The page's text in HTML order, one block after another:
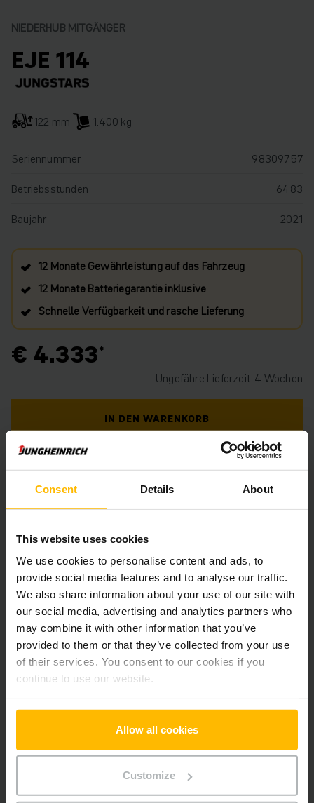
Consent Details About
This website uses cookies
We use cookies to personalise content and ads, to
provide social media features and to analyse our traffic.
We also share information about your use of our site with
our social media, advertising and analytics partners who
may combine it with other information that you’ve
provided to them or that they’ve collected from your use
of their services. You consent to our cookies if you
continue to use our website.
Allow all cookies
Customize
NIEDERHUB MITGÄNGER
EJE 114
122 mm 1.400 kg
Seriennummer
98309757
Betriebsstunden
6483
Baujahr
2021
12 Monate Gewährleistung auf das Fahrzeug
12 Monate Batteriegarantie inklusive
Schnelle Verfügbarkeit und rasche Lieferung
€ 4.333
Ungefähre Lieferzeit: 4 Wochen
IN DEN WARENKORB
HABEN SIE FRAGEN ZU DIESEM PRODUKT?
Der Zwischenverkauf ist vorbehalten.
Produktinformationen
Der folgende Abschnitt bietet eine umfassende
Zusammenfassung der technischen Spezifikationen und
Ausstattungen des Fahrzeugs.
Technische Daten
Ladegerät Ja, 24 V / 30 A
2024